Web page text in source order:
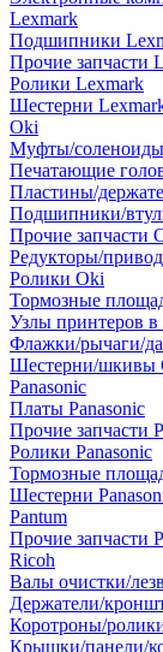
Lexmark
Подшипники
Прочие запчасти
Ролики Lexmark
Шестерни
Oki
Муфты/
Печатающие
Пластины/
Подшипники/
Прочие запчасти
Редукторы/
Ролики Oki
Тормозные
Узлы принтеров в
Флажки/рычаги/
Шестерни/шкивы
Panasonic
Платы Panasonic
Прочие запчасти
Ролики Panasonic
Тормозные
Шестерни
Pantum
Прочие запчасти
Ricoh
Валы очистки/
Держатели/
Коротроны/
Крышки/панели/